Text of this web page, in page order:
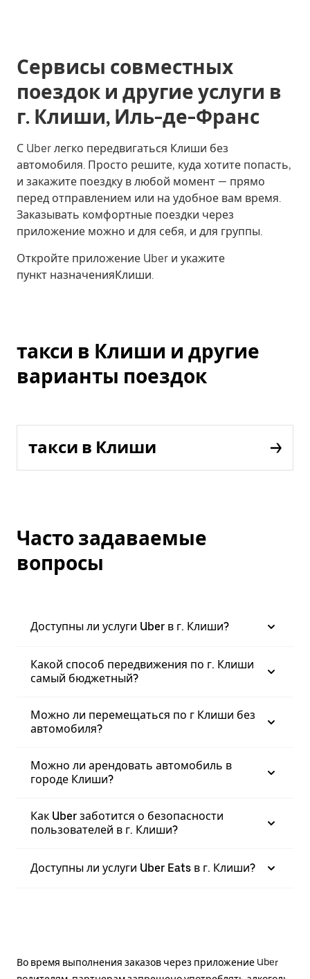
Сервисы совместных
поездок и другие услуги в
г. Клиши, Иль-де-Франс
С Uber легко передвигаться Клиши без
автомобиля. Просто решите, куда хотите попасть,
и закажите поездку в любой момент — прямо
перед отправлением или на удобное вам время.
Заказывать комфортные поездки через
приложение можно и для себя, и для группы.
Откройте приложение Uber и укажите
пункт назначенияКлиши.
такси в Клиши и другие
варианты поездок
такси в Клиши
Часто задаваемые
вопросы
Доступны ли услуги Uber в г. Клиши?
Какой способ передвижения по г. Клиши
самый бюджетный?
Можно ли перемещаться по г Клиши без
автомобиля?
Можно ли арендовать автомобиль в
городе Клиши?
Как Uber заботится о безопасности
пользователей в г. Клиши?
Доступны ли услуги Uber Eats в г. Клиши?
Во время выполнения заказов через приложение Uber